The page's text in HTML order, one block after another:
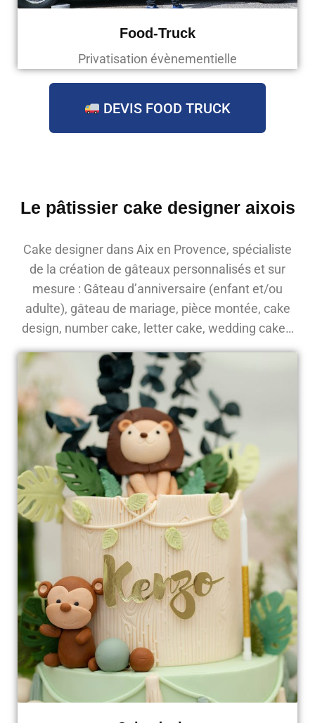
Food-Truck
Privatisation évènementielle
DEVIS FOOD TRUCK
Le pâtissier cake designer aixois
Cake designer dans Aix en Provence, spécialiste
de la création de gâteaux personnalisés et sur
mesure : Gâteau d’anniversaire (enfant et/ou
adulte), gâteau de mariage, pièce montée, cake
design, number cake, letter cake, wedding cake…